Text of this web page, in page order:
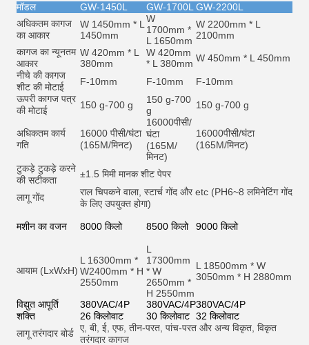
मॉडल GW-1450L GW-1700L GW-2200L
अधिकतम कागज
का आकार
W 1450mm * L
1450mm
W
1700mm *
L 1650mm
W 2200mm * L
2100mm
कागज का न्यूनतम
आकार
W 420mm * L
380mm
W 420mm
* L 380mm W 450mm * L 450mm
नीचे की कागज
शीट की मोटाई
F-10mm F-10mm
F-10mm
ऊपरी कागज पत्र
की मोटाई
150 g-700 g
150 g-700
g
150 g-700 g
अधिकतम कार्य
गति
16000 पीसी/घंटा
(165M/मिनट)
16000पीसी/
घंटा
(165M/
मिनट)
16000पीसी/घंटा
(165M/मिनट)
टुकड़े टुकड़े करने
की सटीकता
±1.5 मिमी मानक शीट पेपर
लागू गोंद राल चिपकने वाला, स्टार्च गोंद और etc (PH6~8 लमिनेटिंग गोंद
के लिए उपयुक्त होगा)
मशीन का वजन 8000 किलो 8500 किलो 9000 किलो
आयाम (LxWxH)
L 16300mm *
W2400mm * H
2550mm
L
17300mm
* W
2650mm *
H 2550mm
L 18500mm * W
3050mm * H 2880mm
विद्युत आपूर्ति 380VAC/4P 380VAC/4P380VAC/4P
शक्ति
26 किलोवाट 30 किलोवाट 32 किलोवाट
लागू तरंगदार बोर्ड ए, बी, ई, एफ, तीन-परत, पांच-परत और अन्य विकृत, विकृत
तरंगदार कागज